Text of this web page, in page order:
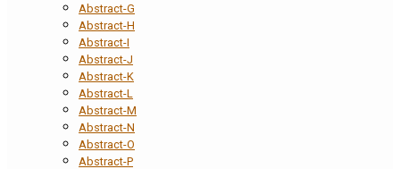
Abstract-G
Abstract-H
Abstract-I
Abstract-J
Abstract-K
Abstract-L
Abstract-M
Abstract-N
Abstract-O
Abstract-P